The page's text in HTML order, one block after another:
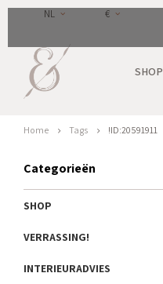
NL €
SHOP
Home Tags !ID:20591911
Categorieën
SHOP
VERRASSING!
INTERIEURADVIES